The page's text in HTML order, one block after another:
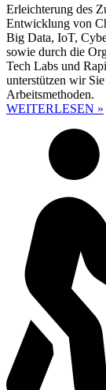
Erleichterung des
Entwicklung von
Big Data, IoT,
sowie durch die
Tech Labs und
unterstützen wir
Arbeitsmethoden.
WEITERLESEN »